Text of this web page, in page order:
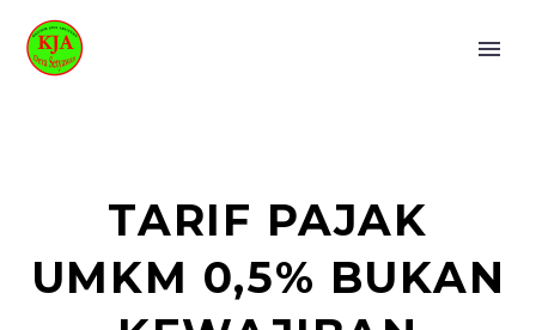
TARIF PAJAK
UMKM 0,5% BUKAN